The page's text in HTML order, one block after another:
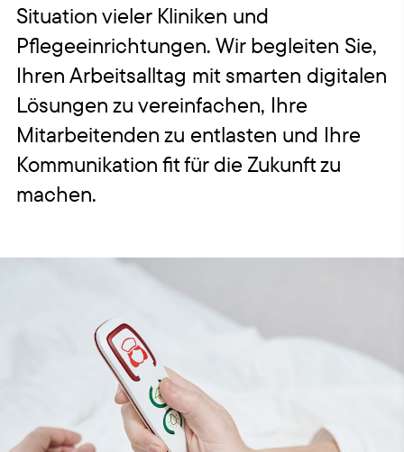
Situation vieler Kliniken und
Pflegeeinrichtungen. Wir begleiten Sie,
Ihren Arbeitsalltag mit smarten digitalen
Lösungen zu vereinfachen, Ihre
Mitarbeitenden zu entlasten und Ihre
Kommunikation fit für die Zukunft zu
machen.